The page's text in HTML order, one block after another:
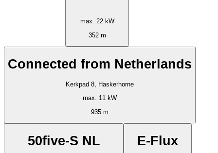
max. 22 kW
352 m
Connected from Netherlands
Kerkpad 8, Haskerhorne
max. 11 kW
935 m
50five-S NL E-Flux